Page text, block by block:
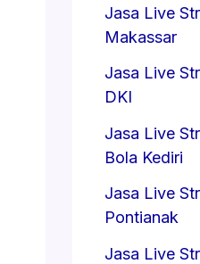
Jasa Live
Makassar
Jasa Live
DKI
Jasa Live
Bola Kediri
Jasa Live
Pontianak
Jasa Live